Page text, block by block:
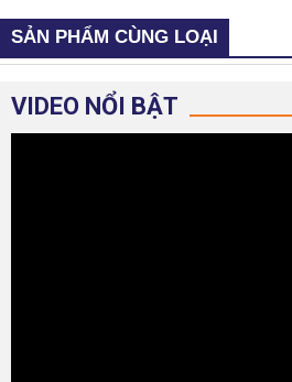
SẢN PHẨM CÙNG LOẠI
VIDEO NỔI BẬT